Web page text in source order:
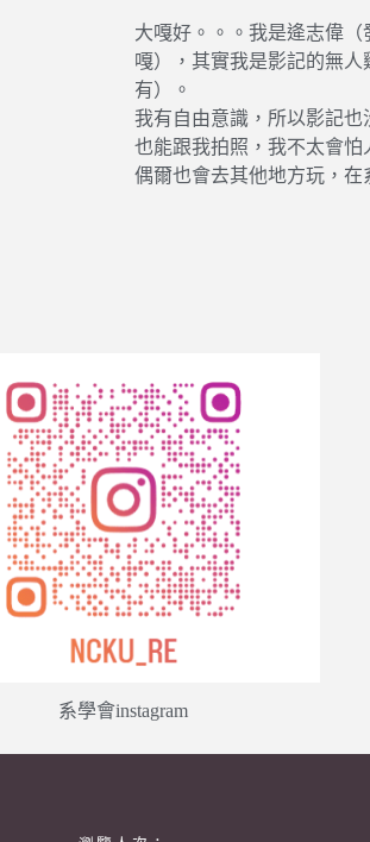
大嘎好。。。我是逄志偉
嘎），其實我是影記的無
有）。
我有自由意識，所以影記也
也能跟我拍照，我不太會
偶爾也會去其他地方玩，在
系學會instagram